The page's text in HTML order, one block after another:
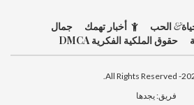
&الحب أخبار تهمك
جمال
حقوق الملكية الفكرية DMCA
فريق:يجدها